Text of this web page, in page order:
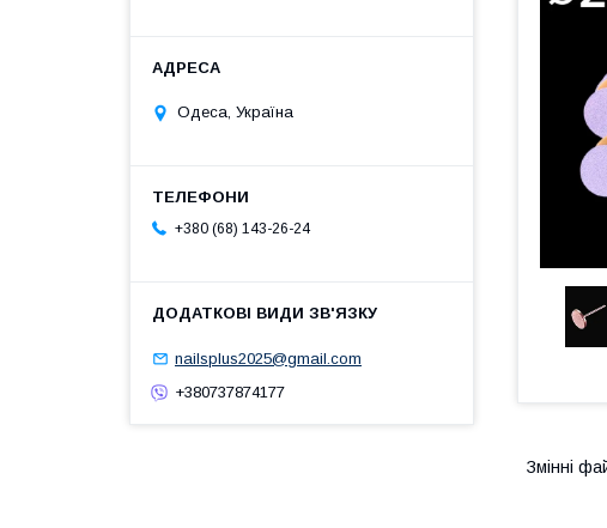
Змінні
Одеса, Україна
+380 (68) 143-26-24
nailsplus2025@gmail.com
+380737874177